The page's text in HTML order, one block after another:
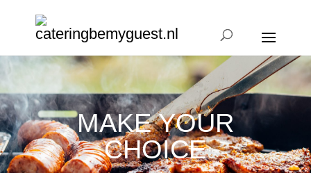
MAKE YOUR
CHOICE